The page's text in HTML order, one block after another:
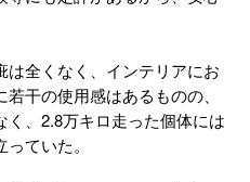
全くなく、インテリアにお
干の使用感はあるものの、
、2.8万キロ走った個体には
ていた。